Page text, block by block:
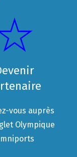
vous auprès
Olympique